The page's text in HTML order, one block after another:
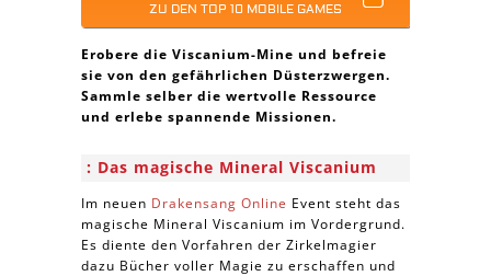
ZU DEN TOP 10 MOBILE GAMES
Erobere die Viscanium-Mine und befreie
sie von den gefährlichen Düsterzwergen.
Sammle selber die wertvolle Ressource
und erlebe spannende Missionen.
Das magische Mineral Viscanium
Im neuen Drakensang Online Event steht das
magische Mineral Viscanium im Vordergrund.
Es diente den Vorfahren der Zirkelmagier
dazu Bücher voller Magie zu erschaffen und